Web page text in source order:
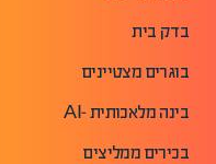
בדק בית
בוגרים מצטיינים
בינה מלאכותית -AI
בכירים ממליצים